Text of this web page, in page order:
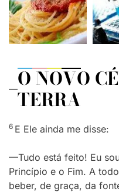
O NOVO
TERRA
6 E Ele ainda me disse:
—Tudo está feito! Eu
Princípio e o Fim. A
beber, de graça, da